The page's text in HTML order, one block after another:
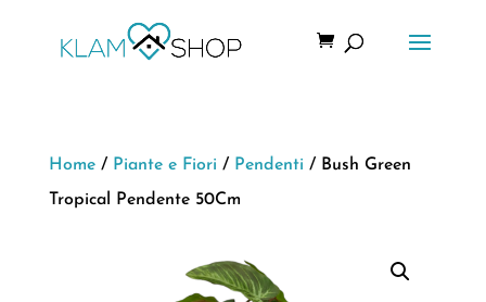
Home/ Piante e Fiori / Pendenti / Bush Green
Tropical Pendente 50Cm